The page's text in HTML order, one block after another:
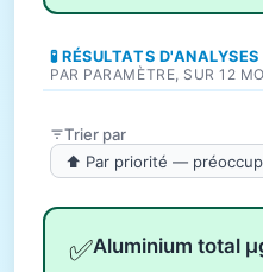
🧪 RÉSULTATS D'ANALYSES
PAR PARAMÈTRE, SUR 12
Trier par
✅Aluminium total